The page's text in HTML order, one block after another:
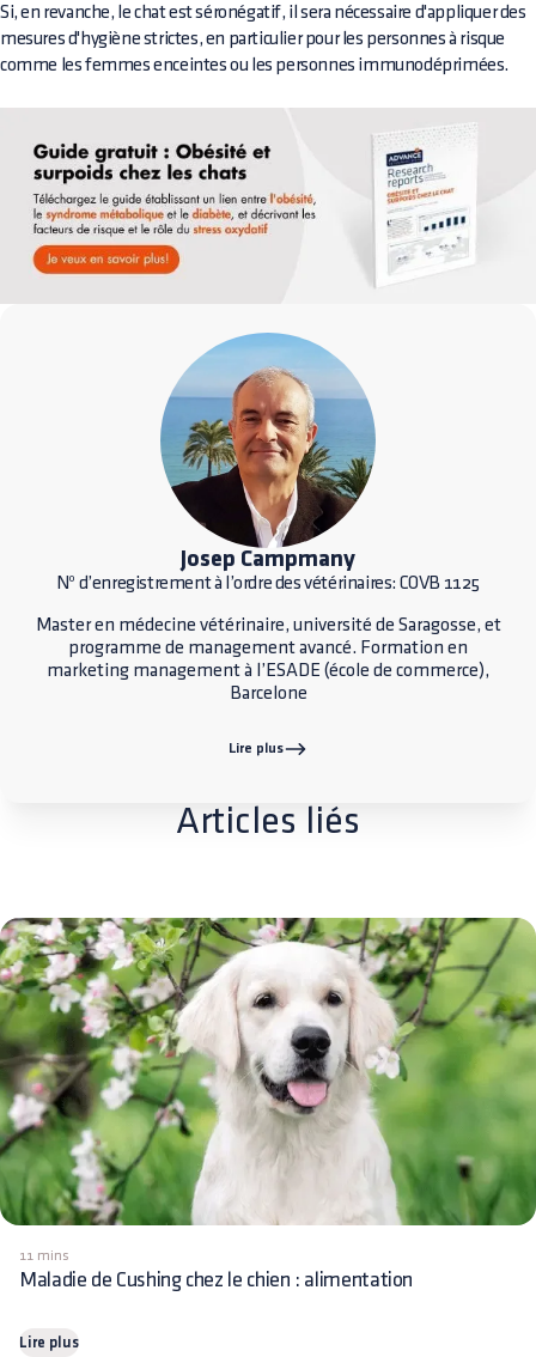
Si, en revanche, le chat est séronégatif, il sera nécessaire d'appliquer des
mesures d'hygiène strictes, en particulier pour les personnes à risque
comme les femmes enceintes ou les personnes immunodéprimées.
Josep Campmany
Nº d’enregistrement à l’ordre des vétérinaires: COVB 1125
Master en médecine vétérinaire, université de Saragosse, et
programme de management avancé. Formation en
marketing management à l’ESADE (école de commerce),
Barcelone
Lire plus
Articles liés
11 mins
Maladie de Cushing chez le chien : alimentation
Lire plus